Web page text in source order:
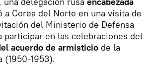
a Corea del Norte en una visita de
del Ministerio de Defensa
participar en las celebraciones del
acuerdo de armisticio de la
(1950-1953).